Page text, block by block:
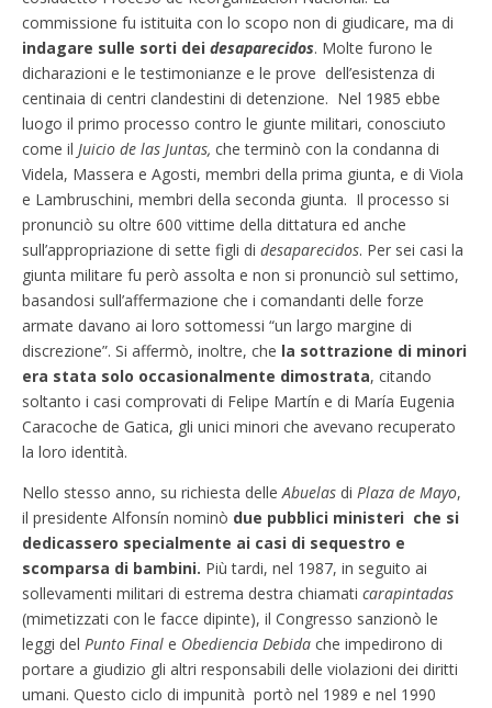
commissione fu istituita con lo scopo non di giudicare, ma di
indagare sulle sorti dei desaparecidos. Molte furono le
dicharazioni e le testimonianze e le prove dell’esistenza di
centinaia di centri clandestini di detenzione. Nel 1985 ebbe
luogo il primo processo contro le giunte militari, conosciuto
come il Juicio de las Juntas, che terminò con la condanna di
Videla, Massera e Agosti, membri della prima giunta, e di Viola
e Lambruschini, membri della seconda giunta. Il processo si
pronunciò su oltre 600 vittime della dittatura ed anche
sull’appropriazione di sette figli di desaparecidos. Per sei casi la
giunta militare fu però assolta e non si pronunciò sul settimo,
basandosi sull’affermazione che i comandanti delle forze
armate davano ai loro sottomessi “un largo margine di
discrezione”. Si affermò, inoltre, che la sottrazione di minori
era stata solo occasionalmente dimostrata, citando
soltanto i casi comprovati di Felipe Martín e di María Eugenia
Caracoche de Gatica, gli unici minori che avevano recuperato
la loro identità.
Nello stesso anno, su richiesta delleAbuelas di Plaza de Mayo,
il presidente Alfonsín nominò due pubblici ministeri che si
dedicassero specialmente ai casi di sequestro e
scomparsa di bambini. Più tardi, nel 1987, in seguito ai
sollevamenti militari di estrema destra chiamati carapintadas
(mimetizzati con le facce dipinte), il Congresso sanzionò le
leggi del Punto Final e Obediencia Debida che impedirono di
portare a giudizio gli altri responsabili delle violazioni dei diritti
umani. Questo ciclo di impunità portò nel 1989 e nel 1990